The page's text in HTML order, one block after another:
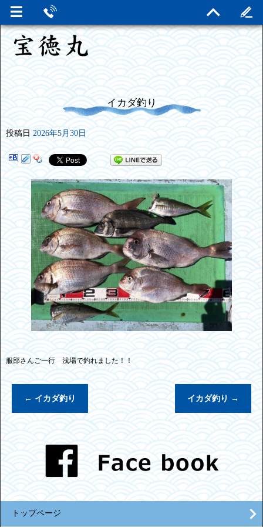
イカダ釣り
投稿日 2026年5月30日
服部さんご一行 浅場で釣れました！！
← イカダ釣り イカダ釣り →
トップページ